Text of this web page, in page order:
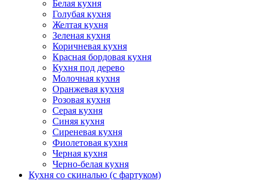
Белая кухня
Голубая кухня
Желтая кухня
Зеленая кухня
Коричневая кухня
Красная бордовая кухня
Кухня под дерево
Молочная кухня
Оранжевая кухня
Розовая кухня
Серая кухня
Синяя кухня
Сиреневая кухня
Фиолетовая кухня
Черная кухня
Черно-белая кухня
Кухня со скиналью (с фартуком)